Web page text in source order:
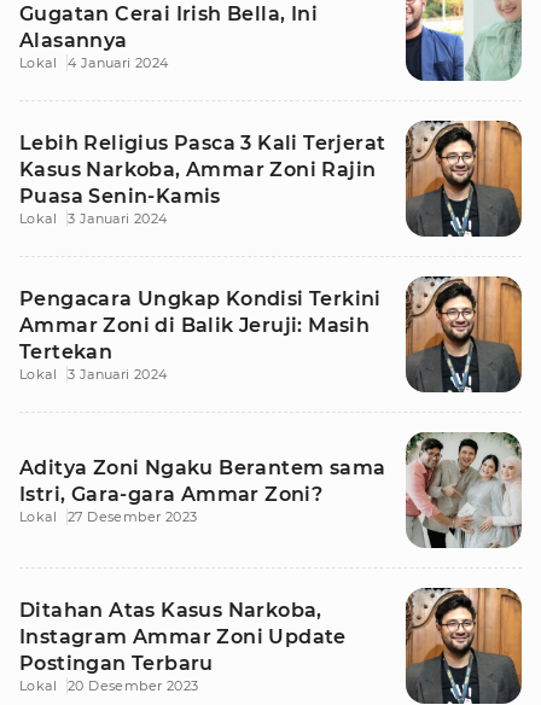
Gugatan Cerai Irish Bella, Ini
Alasannya
Lokal 4 Januari 2024
Lebih Religius Pasca 3 Kali Terjerat
Kasus Narkoba, Ammar Zoni Rajin
Puasa Senin-Kamis
Lokal 3 Januari 2024
Pengacara Ungkap Kondisi Terkini
Ammar Zoni di Balik Jeruji: Masih
Tertekan
Lokal 3 Januari 2024
Aditya Zoni Ngaku Berantem sama
Istri, Gara-gara Ammar Zoni?
Lokal 27 Desember 2023
Ditahan Atas Kasus Narkoba,
Instagram Ammar Zoni Update
Postingan Terbaru
Lokal 20 Desember 2023